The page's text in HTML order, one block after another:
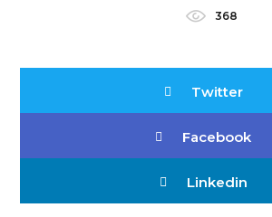
368
Twitter
Facebook
Linkedin